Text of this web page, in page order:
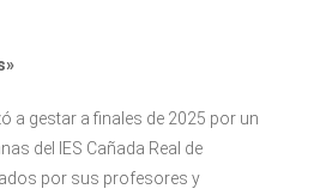
a gestar a finales de 2025 por un
del IES Cañada Real de
por sus profesores y